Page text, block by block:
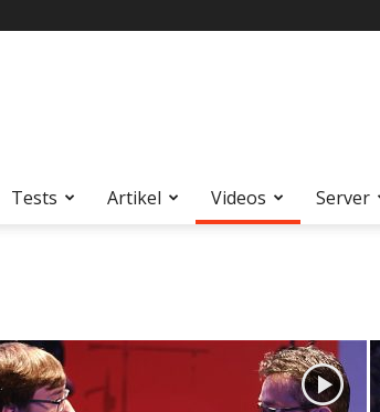
Tests Artikel Videos Server